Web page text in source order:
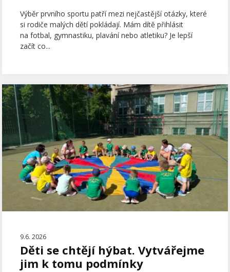
Výběr prvního sportu patří mezi nejčastější otázky, které
si rodiče malých dětí pokládají. Mám dítě přihlásit
na fotbal, gymnastiku, plavání nebo atletiku? Je lepší
začít co...
9.6. 2026
Děti se chtějí hýbat. Vytvářejme
jim k tomu podmínky